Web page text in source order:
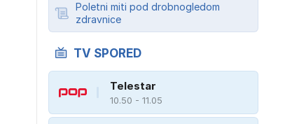
Poletni miti pod drobnogledom
zdravnice
TV SPORED
Telestar
10.50 - 11.05